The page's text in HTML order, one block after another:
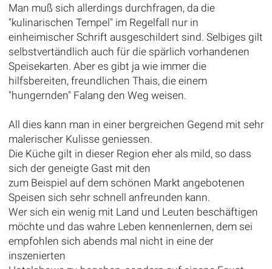
Man muß sich allerdings durchfragen, da die
"kulinarischen Tempel" im Regelfall nur in
einheimischer Schrift ausgeschildert sind. Selbiges gilt
selbstvertändlich auch für die spärlich vorhandenen
Speisekarten. Aber es gibt ja wie immer die
hilfsbereiten, freundlichen Thais, die einem
"hungernden" Falang den Weg weisen.
All dies kann man in einer bergreichen Gegend mit sehr
malerischer Kulisse geniessen.
Die Küche gilt in dieser Region eher als mild, so dass
sich der geneigte Gast mit den
zum Beispiel auf dem schönen Markt angebotenen
Speisen sich sehr schnell anfreunden kann.
Wer sich ein wenig mit Land und Leuten beschäftigen
möchte und das wahre Leben kennenlernen, dem sei
empfohlen sich abends mal nicht in eine der
inszenierten